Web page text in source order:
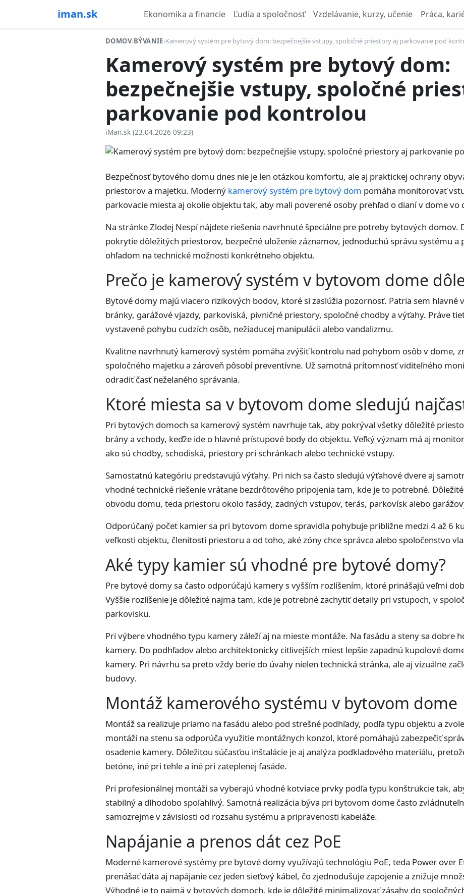
iman.sk Ekonomika a financie Ľudia a spoločnosť Vzdelávanie, kurzy, učenie Práca,
DOMOV›BÝVANIE›Kamerový systém pre bytový dom: bezpečnejšie vstupy, spoločné priestory aj parkovanie pod
Kamerový systém pre bytový dom:
bezpečnejšie vstupy, spoločné
parkovanie pod kontrolou
iMan.sk (23.04.2026 09:23)
Bezpečnosť bytového domu dnes nie je len otázkou komfortu, ale aj praktickej ochrany
priestorov a majetku. Moderný kamerový systém pre bytový dom pomáha monitorovať
parkovacie miesta aj okolie objektu tak, aby mali poverené osoby prehľad o dianí v dome vo
Na stránke Zlodej Nespí nájdete riešenia navrhnuté špeciálne pre potreby bytových domov.
pokrytie dôležitých priestorov, bezpečné uloženie záznamov, jednoduchú správu systému
ohľadom na technické možnosti konkrétneho objektu.
Prečo je kamerový systém v bytovom dome
Bytové domy majú viacero rizikových bodov, ktoré si zaslúžia pozornosť. Patria sem hlavné
bránky, garážové vjazdy, parkoviská, pivničné priestory, spoločné chodby a výťahy. Práve
vystavené pohybu cudzích osôb, nežiaducej manipulácii alebo vandalizmu.
Kvalitne navrhnutý kamerový systém pomáha zvýšiť kontrolu nad pohybom osôb v dome,
spoločného majetku a zároveň pôsobí preventívne. Už samotná prítomnosť viditeľného
odradiť časť neželaného správania.
Ktoré miesta sa v bytovom dome sledujú
Pri bytových domoch sa kamerový systém navrhuje tak, aby pokrýval všetky dôležité
brány a vchody, keďže ide o hlavné prístupové body do objektu. Veľký význam má aj
ako sú chodby, schodiská, priestory pri schránkach alebo technické vstupy.
Samostatnú kategóriu predstavujú výťahy. Pri nich sa často sledujú výťahové dvere aj
vhodné technické riešenie vrátane bezdrôtového pripojenia tam, kde je to potrebné.
obvodu domu, teda priestoru okolo fasády, zadných vstupov, terás, parkovísk alebo
Odporúčaný počet kamier sa pri bytovom dome spravidla pohybuje približne medzi 4 až 6
veľkosti objektu, členitosti priestoru a od toho, aké zóny chce správca alebo spoločenstvo
Aké typy kamier sú vhodné pre bytové domy?
Pre bytové domy sa často odporúčajú kamery s vyšším rozlíšením, ktoré prinášajú veľmi
Vyššie rozlíšenie je dôležité najmä tam, kde je potrebné zachytiť detaily pri vstupoch, v
parkovisku.
Pri výbere vhodného typu kamery záleží aj na mieste montáže. Na fasádu a steny sa dobre
kamery. Do podhľadov alebo architektonicky citlivejších miest lepšie zapadnú kupolové
kamery. Pri návrhu sa preto vždy berie do úvahy nielen technická stránka, ale aj vizuálne
budovy.
Montáž kamerového systému v bytovom dome
Montáž sa realizuje priamo na fasádu alebo pod strešné podhľady, podľa typu objektu a
montáži na stenu sa odporúča využitie montážnych konzol, ktoré pomáhajú zabezpečiť
osadenie kamery. Dôležitou súčasťou inštalácie je aj analýza podkladového materiálu,
betóne, iné pri tehle a iné pri zateplenej fasáde.
Pri profesionálnej montáži sa vyberajú vhodné kotviace prvky podľa typu konštrukcie tak,
stabilný a dlhodobo spoľahlivý. Samotná realizácia býva pri bytovom dome často
samozrejme v závislosti od rozsahu systému a pripravenosti kabeláže.
Napájanie a prenos dát cez PoE
Moderné kamerové systémy pre bytové domy využívajú technológiu PoE, teda Power over
prenášať dáta aj napájanie cez jeden sieťový kábel, čo zjednodušuje zapojenie a znižuje
Výhodné je to najmä v bytových domoch, kde je dôležité minimalizovať zásahy do